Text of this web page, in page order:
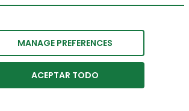
MANAGE PREFERENCES
ACEPTAR TODO